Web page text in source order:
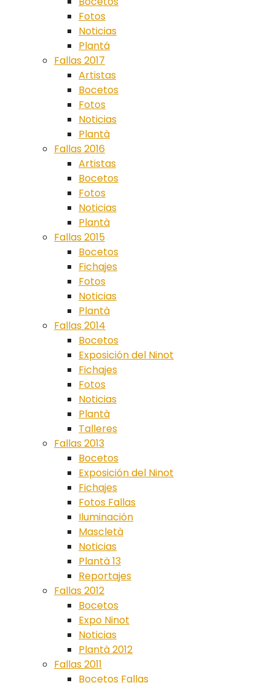
Fotos
Noticias
Plantá
Fallas 2017
Artistas
Bocetos
Fotos
Noticias
Plantà
Fallas 2016
Artistas
Bocetos
Fotos
Noticias
Plantà
Fallas 2015
Bocetos
Fichajes
Fotos
Noticias
Plantà
Fallas 2014
Bocetos
Exposición del Ninot
Fichajes
Fotos
Noticias
Plantà
Talleres
Fallas 2013
Bocetos
Exposición del Ninot
Fichajes
Fotos Fallas
Iluminación
Mascletà
Noticias
Plantà 13
Reportajes
Fallas 2012
Bocetos
Expo Ninot
Noticias
Plantà 2012
Fallas 2011
Bocetos Fallas